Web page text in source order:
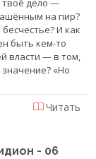
на пир?
И как
быть кем-то
власти — в том,
«Но
Читать
- 06